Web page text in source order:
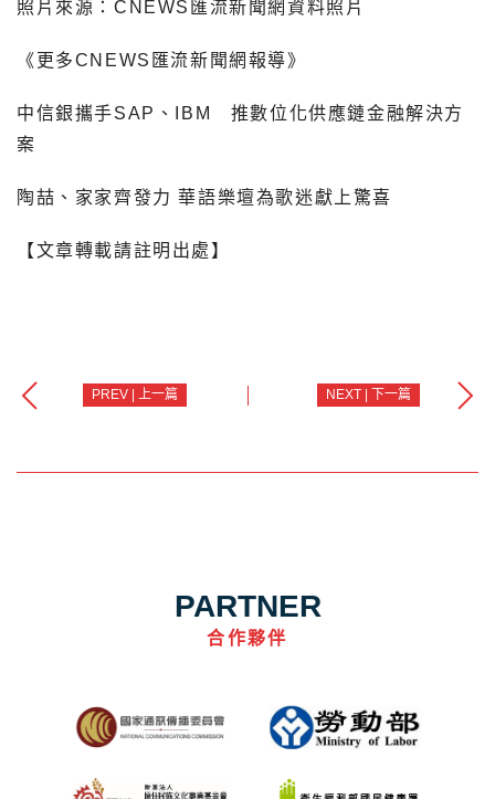
照片來源：CNEWS匯流新聞網資料照片
《更多CNEWS匯流新聞網報導》
中信銀攜手SAP、IBM 推數位化供應鏈金融解決方
案
陶喆、家家齊發力 華語樂壇為歌迷獻上驚喜
【文章轉載請註明出處】
PREV | 上一篇 NEXT | 下一篇
PARTNER
合作夥伴